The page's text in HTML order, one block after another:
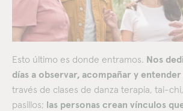
Esto último es donde entramos. Nos
días a observar, acompañar y
través de clases de danza terapia, tai-
pasillos; las personas crean vínculos